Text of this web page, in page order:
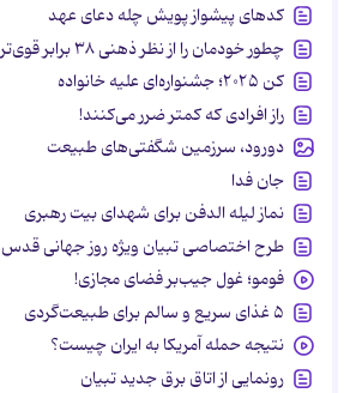
کدهای پیشواز پویش چله دعای عهد
چطور خودمان را از نظر ذهنی ۳۸ برابر قوی‌تر کنیم؟
کن ۲۰۲۵؛ جشنواره‌ای علیه خانواده
راز افرادی که کمتر ضرر می‌کنند!
دورود، سرزمین شگفتی‌های طبیعت
جان فدا
نماز لیله الدفن برای شهدای بیت رهبری
طرح اختصاصی تبیان ویژه روز جهانی قدس
فومو؛ غول جیب‌بر فضای مجازی!
۵ غذای سریع و سالم برای طبیعت‌گردی
نتیجه حمله آمریکا به ایران چیست؟
رونمایی از اتاق برق جدید تبیان